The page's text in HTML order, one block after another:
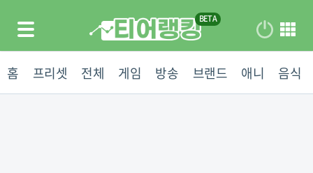
홈 프리셋 전체 게임 방송 브랜드 애니 음식